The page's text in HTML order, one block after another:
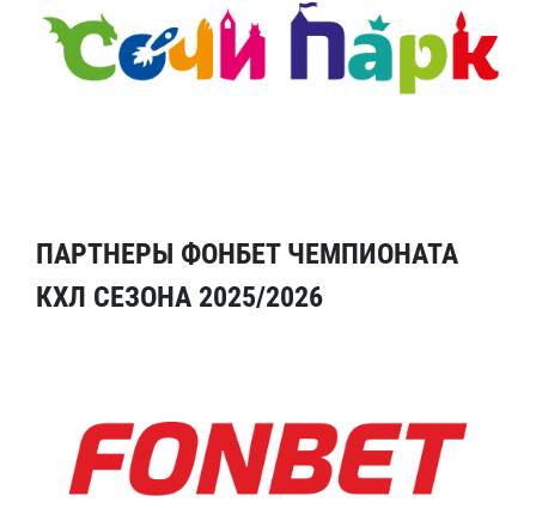
ПАРТНЕРЫ ФОНБЕТ ЧЕМПИОНАТА
КХЛ СЕЗОНА 2025/2026